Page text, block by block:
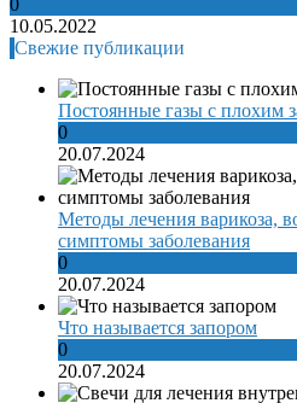
0
10.05.2022
Свежие публикации
Постоянные газы с плохим
0
20.07.2024
Методы лечения варикоза,
симптомы заболевания
0
20.07.2024
Что называется запором
0
20.07.2024